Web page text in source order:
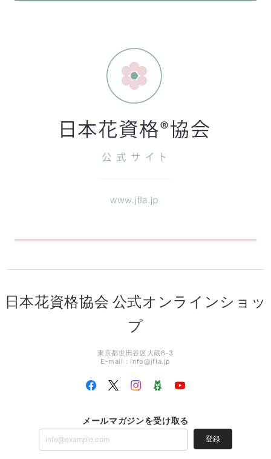
日本花資格協会 公式オンラインショッ
プ
東京都世田谷区大蔵6-3
E-mail： info@jfla.jp
メールマガジンを受け取る
登録